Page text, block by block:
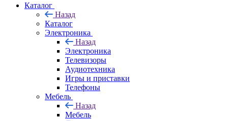
Каталог
Назад
Каталог
Электроника
Назад
Электроника
Телевизоры
Аудиотехника
Игры и приставки
Телефоны
Мебель
Назад
Мебель